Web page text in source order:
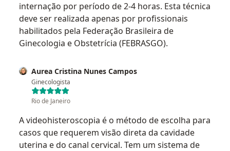
internação por período de 2-4 horas. Esta técnica
deve ser realizada apenas por profissionais
habilitados pela Federação Brasileira de
Ginecologia e Obstetrícia (FEBRASGO).
Aurea Cristina Nunes Campos
Ginecologista
Rio de Janeiro
A videohisteroscopia é o método de escolha para
casos que requerem visão direta da cavidade
uterina e do canal cervical. Tem um sistema de